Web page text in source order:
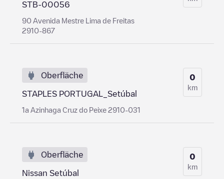
STB-00056
90 Avenida Mestre Lima de Freitas
2910-867
Oberfläche
STAPLES PORTUGAL_Setúbal
1a Azinhaga Cruz do Peixe 2910-031
0
km
Oberfläche
Nissan Setúbal
0
km